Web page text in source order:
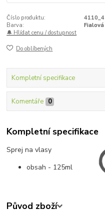
Číslo produktu:
4110_4
Barva:
Fialová
🔔 Hlídat cenu / dostupnost
Do oblíbených
Kompletní specifikace
Komentáře 0
Kompletní specifikace
Sprej na vlasy
obsah - 125ml
Původ zboží